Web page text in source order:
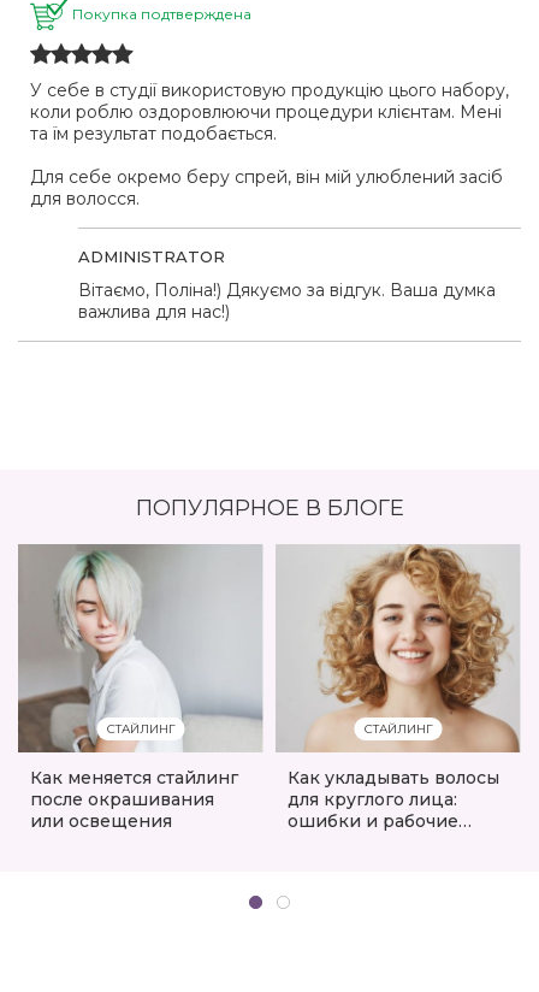
Покупка подтверждена
У себе в студії використовую продукцію цього набору,
коли роблю оздоровлюючи процедури клієнтам. Мені
та їм результат подобається.
Для себе окремо беру спрей, він мій улюблений засіб
для волосся.
ADMINISTRATOR
Вітаємо, Поліна!) Дякуємо за відгук. Ваша думка
важлива для нас!)
ПОПУЛЯРНОЕ В БЛОГЕ
СТАЙЛИНГ
Как меняется стайлинг
после окрашивания
или освещения
СТАЙЛИНГ
Как укладывать волосы
для круглого лица:
ошибки и рабочие